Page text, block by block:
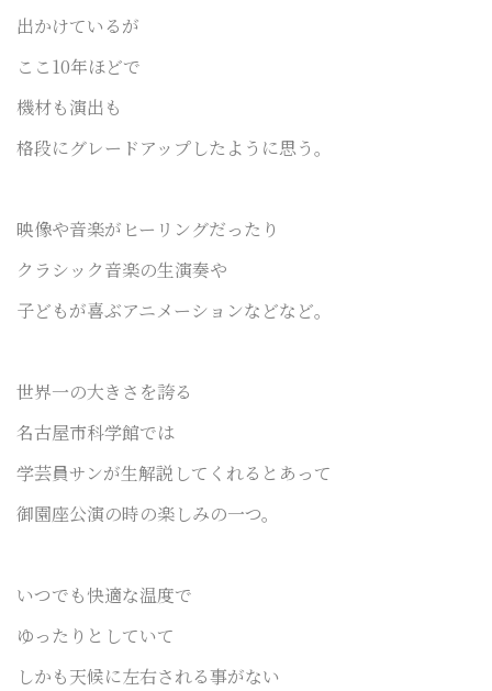
出かけているが
ここ10年ほどで
機材も演出も
格段にグレードアップしたように思う。
映像や音楽がヒーリングだったり
クラシック音楽の生演奏や
子どもが喜ぶアニメーションなどなど。
世界一の大きさを誇る
名古屋市科学館では
学芸員サンが生解説してくれるとあって
御園座公演の時の楽しみの一つ。
いつでも快適な温度で
ゆったりとしていて
しかも天候に左右される事がない